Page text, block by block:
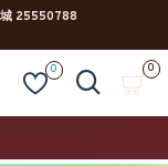
25550788
0 0